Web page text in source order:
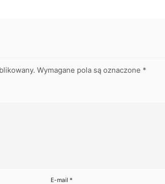
Wymagane pola są oznaczone *
E-mail *